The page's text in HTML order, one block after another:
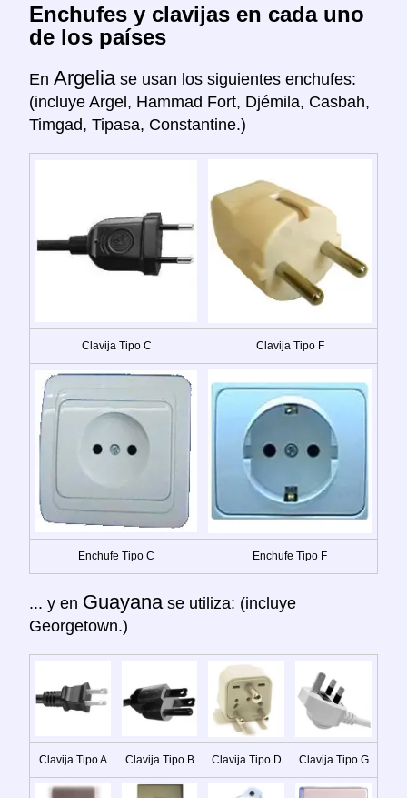
Enchufes y clavijas en cada uno
de los países
En Argelia se usan los siguientes enchufes:
(incluye Argel, Hammad Fort, Djémila, Casbah,
Timgad, Tipasa, Constantine.)
Clavija Tipo C Clavija Tipo F
Enchufe Tipo C Enchufe Tipo F
... y en Guayana se utiliza: (incluye
Georgetown.)
Clavija Tipo A Clavija Tipo B Clavija Tipo D Clavija Tipo G